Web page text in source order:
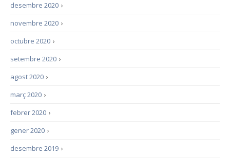
›
desembre 2020
›
novembre 2020
›
octubre 2020
›
setembre 2020
›
agost 2020
›
març 2020
›
febrer 2020
›
gener 2020
›
desembre 2019